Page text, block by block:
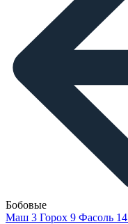
Бобовые
Маш 3 Горох 9 Фасоль 14